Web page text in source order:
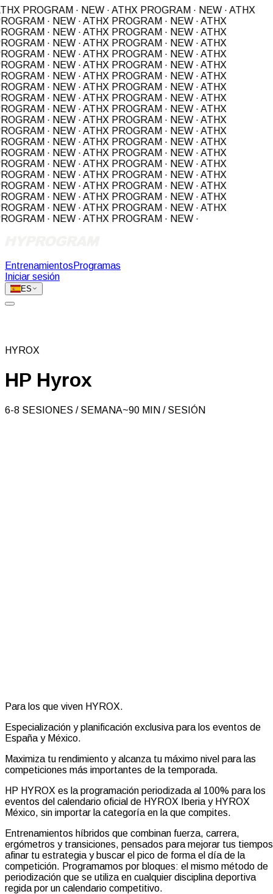
PROGRAM · NEW · ATHX PROGRAM · NEW · ATHX
· NEW · ATHX PROGRAM · NEW · ATHX
· NEW · ATHX PROGRAM · NEW · ATHX
· NEW · ATHX PROGRAM · NEW · ATHX
· NEW · ATHX PROGRAM · NEW · ATHX
· NEW · ATHX PROGRAM · NEW · ATHX
· NEW · ATHX PROGRAM · NEW · ATHX
· NEW · ATHX PROGRAM · NEW · ATHX
· NEW · ATHX PROGRAM · NEW · ATHX
· NEW · ATHX PROGRAM · NEW · ATHX
· NEW · ATHX PROGRAM · NEW · ATHX
· NEW · ATHX PROGRAM · NEW · ATHX
· NEW · ATHX PROGRAM · NEW · ATHX
· NEW · ATHX PROGRAM · NEW · ATHX
· NEW · ATHX PROGRAM · NEW · ATHX
· NEW · ATHX PROGRAM · NEW · ATHX
· NEW · ATHX PROGRAM · NEW · ATHX
· NEW · ATHX PROGRAM · NEW · ATHX
· NEW · ATHX PROGRAM · NEW · ATHX
· NEW · ATHX PROGRAM · NEW ·
Entrenamientos Programas
Iniciar sesión
ES
HYROX
HP Hyrox
6-8 SESIONES / SEMANA~90 MIN / SESIÓN
Para los que viven HYROX.
Especialización y planificación exclusiva para los eventos de
España y México.
Maximiza tu rendimiento y alcanza tu máximo nivel para las
competiciones más importantes de la temporada.
HP HYROX es la programación periodizada al 100% para los
eventos del calendario oficial de HYROX Iberia y HYROX
México, sin importar la categoría en la que compites.
Entrenamientos híbridos que combinan fuerza, carrera,
ergómetros y transiciones, pensados para mejorar tus
afinar tu estrategia y buscar el pico de forma el día de la
competición. Programamos por bloques: el mismo método de
periodización que se utiliza en cualquier disciplina deportiva
regida por un calendario competitivo.